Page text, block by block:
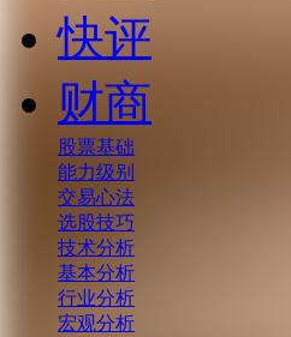
快评
财商
股票基础
能力级别
交易心法
选股技巧
技术分析
基本分析
行业分析
宏观分析